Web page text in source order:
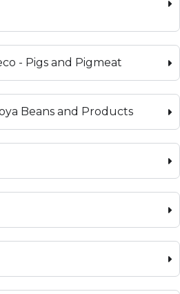
- Pigs and Pigmeat
Beans and Products